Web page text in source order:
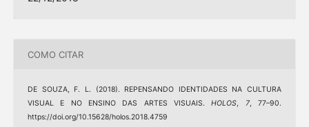
COMO CITAR
DE SOUZA, F. L. (2018). REPENSANDO IDENTIDADES NA CULTURA
VISUAL E NO ENSINO DAS ARTES VISUAIS.HOLOS, 7, 77–90.
https://doi.org/10.15628/holos.2018.4759